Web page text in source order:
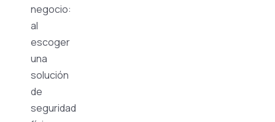
negocio:
al
escoger
una
solución
de
seguridad